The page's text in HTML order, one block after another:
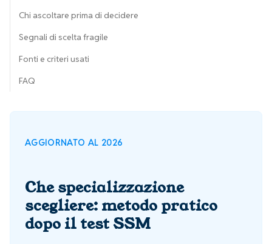
Chi ascoltare prima di decidere
Segnali di scelta fragile
Fonti e criteri usati
FAQ
AGGIORNATO AL 2026
Che specializzazione
scegliere: metodo pratico
dopo il test SSM